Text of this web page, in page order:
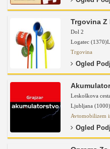
Trgovina Z
Dol 2
Logatec (1370)
Trgovina
Ogled
Leskoškova
Ljubljana (1000)
Avtomobilizem
Ogled